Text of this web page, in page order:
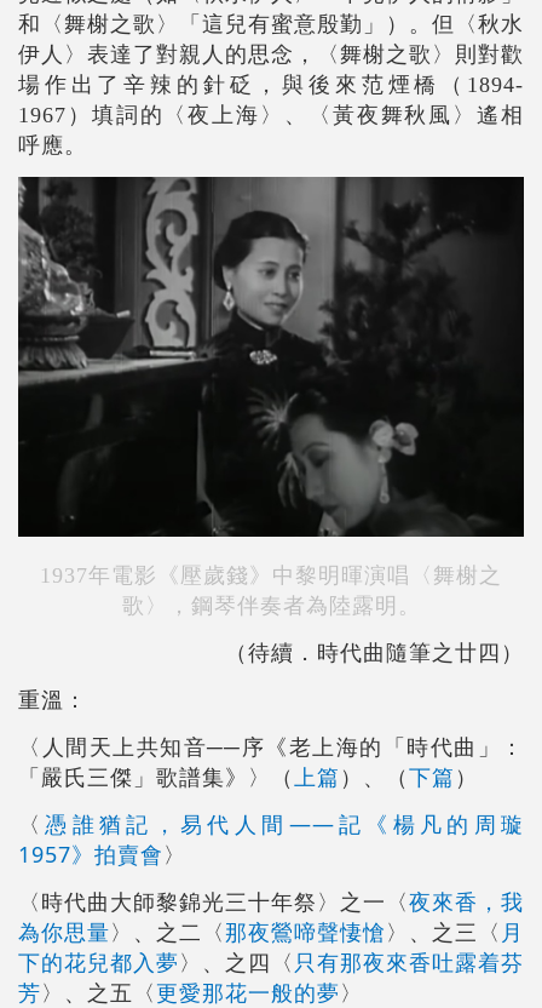
和〈舞榭之歌〉「這兒有蜜意殷勤」）。但〈秋水
伊人〉表達了對親人的思念，〈舞榭之歌〉則對歡
場作出了辛辣的針砭，與後來范煙橋（1894-
1967）填詞的〈夜上海〉、〈黃夜舞秋風〉遙相
呼應。
1937年電影《壓歲錢》中黎明暉演唱〈舞榭之
歌〉，鋼琴伴奏者為陸露明。
（待續．時代曲隨筆之廿四）
重溫：
〈人間天上共知音──序《老上海的「時代曲」：
「嚴氏三傑」歌譜集》〉（ 上篇 ）、（下篇 ）
〈 憑誰猶記，易代人間――記《楊凡的周璇
1957》拍賣會〉
〈時代曲大師黎錦光三十年祭〉之一〈夜來香，我
為你思量〉、之二〈那夜鶯啼聲悽愴〉、之三〈 月
下的花兒都入夢〉、之四〈 只有那夜來香吐露着芬
芳〉、之五〈更愛那花一般的夢〉